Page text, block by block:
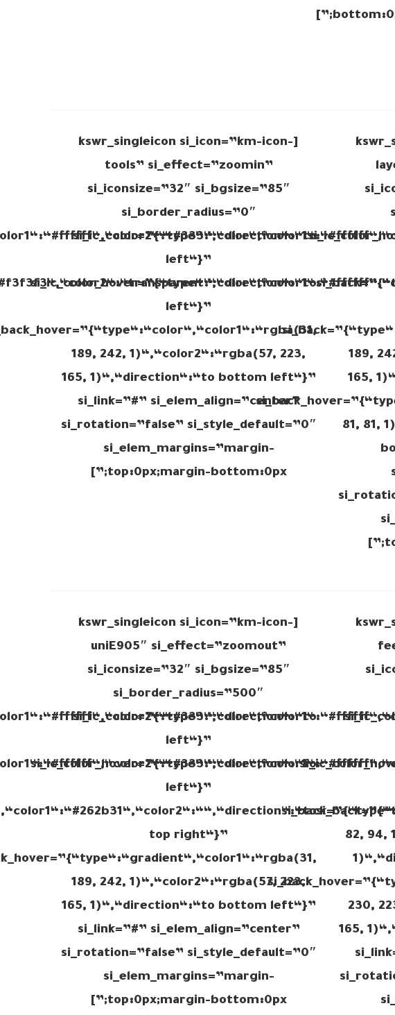
[kswr_singleicon si_icon=”km-icon-
tools” si_effect=”zoomin”
si_iconsize=”32″ si_bgsize=”85″
si_border_radius=”0″
left“}”
left“}”
189, 242, 1)“,“color2“:“rgba(57, 223,
165, 1)“,“direction“:“to bottom left“}”
si_link=”#” si_elem_align=”center”
si_rotation=”false” si_style_default=”0″
si_elem_margins=”margin-
top:0px;margin-bottom:0px;”]
189,
165,
81, 81,
[kswr_singleicon si_icon=”km-icon-
uniE905″ si_effect=”zoomout”
si_iconsize=”32″ si_bgsize=”85″
si_border_radius=”500″
left“}”
left“}”
top right“}”
189, 242, 1)“,“color2“:“rgba(57, 223,
165, 1)“,“direction“:“to bottom left“}”
si_link=”#” si_elem_align=”center”
si_rotation=”false” si_style_default=”0″
si_elem_margins=”margin-
top:0px;margin-bottom:0px;”]
82, 94,
230,
165,